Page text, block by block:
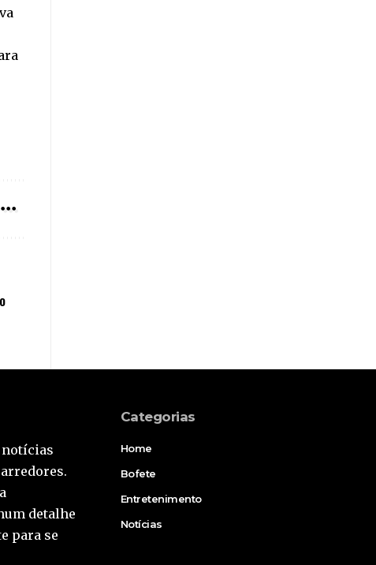
notícias
detalhe
para se
Categorias
Home
Bofete
Entretenimento
Notícias